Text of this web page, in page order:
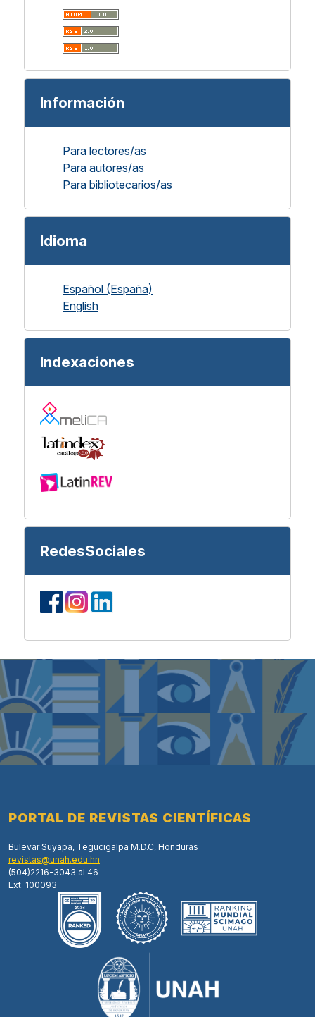
Información
Para lectores/as
Para autores/as
Para bibliotecarios/as
Idioma
Español (España)
English
Indexaciones
RedesSociales
PORTAL DE REVISTAS CIENTÍFICAS
Bulevar Suyapa, Tegucigalpa M.D.C, Honduras
revistas@unah.edu.hn
(504)2216-3043 al 46
Ext. 100093